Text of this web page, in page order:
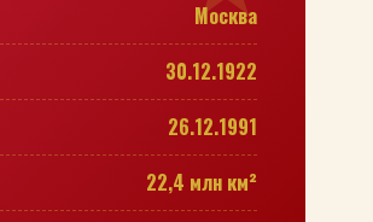
Москва
30.12.1922
26.12.1991
22,4 млн км²